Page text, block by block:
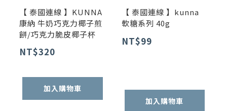
【 泰國連線 】KUNNA
康納 牛奶巧克力椰子煎
餅/巧克力脆皮椰子杯
NT$320
加入購物車
【 泰國連線 】kunna
軟糖系列 40g
NT$99
加入購物車